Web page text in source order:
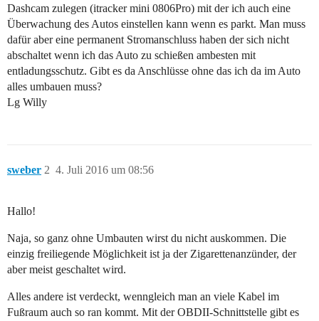
Dashcam zulegen (itracker mini 0806Pro) mit der ich auch eine
Überwachung des Autos einstellen kann wenn es parkt. Man muss
dafür aber eine permanent Stromanschluss haben der sich nicht
abschaltet wenn ich das Auto zu schießen ambesten mit
entladungsschutz. Gibt es da Anschlüsse ohne das ich da im Auto
alles umbauen muss?
Lg Willy
sweber 4. Juli 2016 um 08:56
2
Hallo!
Naja, so ganz ohne Umbauten wirst du nicht auskommen. Die
einzig freiliegende Möglichkeit ist ja der Zigarettenanzünder, der
aber meist geschaltet wird.
Alles andere ist verdeckt, wenngleich man an viele Kabel im
Fußraum auch so ran kommt. Mit der OBDII-Schnittstelle gibt es